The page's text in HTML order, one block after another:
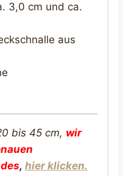
3,0 cm und ca.
aus
bis 45 cm, wir
s, hier klicken.